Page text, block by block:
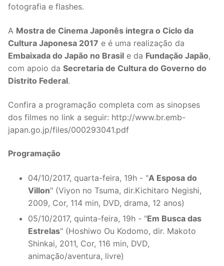
fotografia e flashes.
A Mostra de Cinema Japonês integra o Ciclo da
Cultura Japonesa 2017 e é uma realização da
Embaixada do Japão no Brasil e da Fundação Japão,
com apoio da Secretaria de Cultura do Governo do
Distrito Federal.
Confira a programação completa com as sinopses
dos filmes no link a seguir: http://www.br.emb-
japan.go.jp/files/000293041.pdf
Programação
04/10/2017, quarta-feira, 19h - "A Esposa do
Villon" (Viyon no Tsuma, dir.Kichitaro Negishi,
2009, Cor, 114 min, DVD, drama, 12 anos)
05/10/2017, quinta-feira, 19h - "Em Busca das
Estrelas" (Hoshiwo Ou Kodomo, dir. Makoto
Shinkai, 2011, Cor, 116 min, DVD,
animação/aventura, livre)